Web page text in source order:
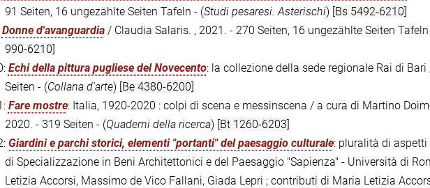
91 Seiten, 16 ungezählte Seiten Tafeln - (Studi pesaresi. Asterischi) [Bs 5492-6210]
Donne d'avanguardia/ Claudia Salaris. , 2021. - 270 Seiten, 16 ungezählte Seiten Tafeln
990-6210]
Echi della pittura pugliese del Novecento: la collezione della sede regionale Rai di
Seiten - (Collana d'arte) [Be 4380-6200]
Fare mostre: Italia, 1920-2020 : colpi di scena e messinscena / a cura di Martino
2020. - 319 Seiten - (Quaderni della ricerca) [Bt 1260-6203]
Giardini e parchi storici, elementi "portanti" del paesaggio culturale: pluralità di
di Specializzazione in Beni Architettonici e del Paesaggio "Sapienza" - Università di
Letizia Accorsi, Massimo de Vico Fallani, Giada Lepri ; contributi di Maria Letizia